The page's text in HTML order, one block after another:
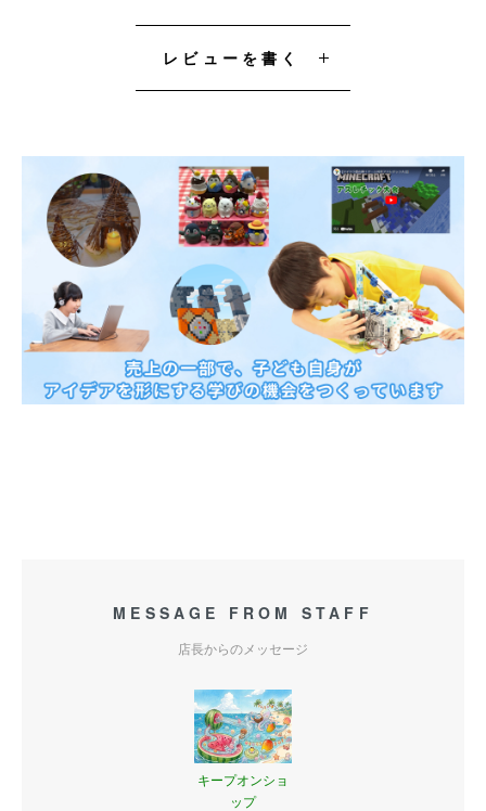
レビューを書く
MESSAGE FROM STAFF
店長からのメッセージ
キープオンショ
ップ